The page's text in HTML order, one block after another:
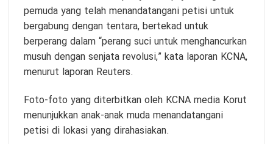
pemuda yang telah menandatangani petisi untuk
bergabung dengan tentara, bertekad untuk
berperang dalam “perang suci untuk menghancurkan
musuh dengan senjata revolusi,” kata laporan KCNA,
menurut laporan Reuters.
Foto-foto yang diterbitkan oleh KCNA media Korut
menunjukkan anak-anak muda menandatangani
petisi di lokasi yang dirahasiakan.